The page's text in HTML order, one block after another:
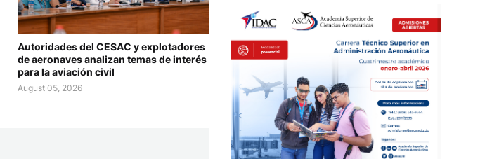
Autoridades del CESAC y explotadores
de aeronaves analizan temas de interés
para la aviación civil
August 05, 2026